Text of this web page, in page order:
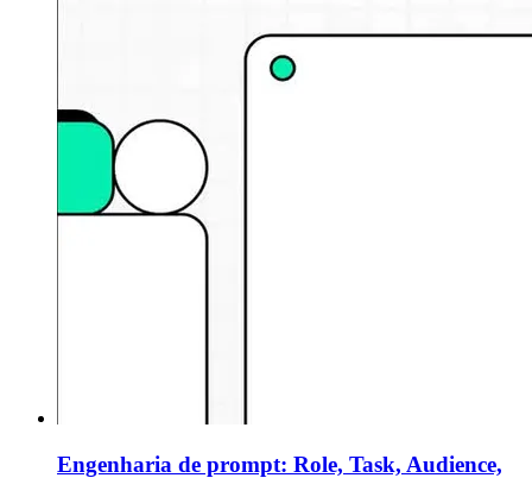
Engenharia de prompt: Role, Task, Audience,